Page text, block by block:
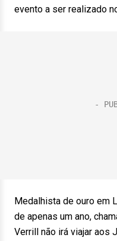
evento a ser realizado
Medalhista de ouro em
de apenas um ano,
Verrill não irá viajar aos